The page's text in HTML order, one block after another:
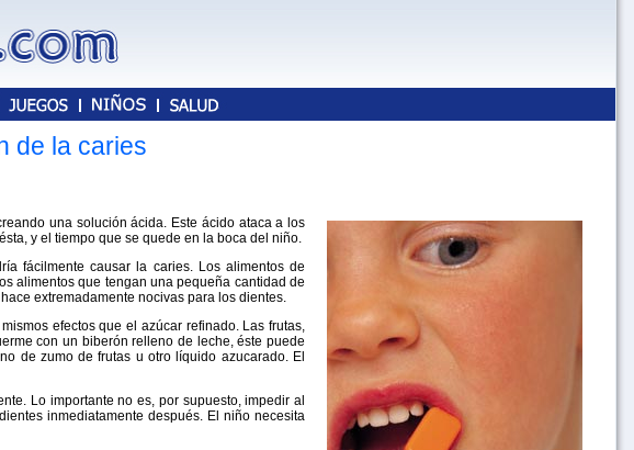
de la caries
una solución ácida. Este ácido ataca a los
y el tiempo que se quede en la boca del niño.
fácilmente causar la caries. Los alimentos de
alimentos que tengan una pequeña cantidad de
extremadamente nocivas para los dientes.
efectos que el azúcar refinado. Las frutas,
con un biberón relleno de leche, éste puede
de zumo de frutas u otro líquido azucarado. El
Lo importante no es, por supuesto, impedir al
inmediatamente después. El niño necesita